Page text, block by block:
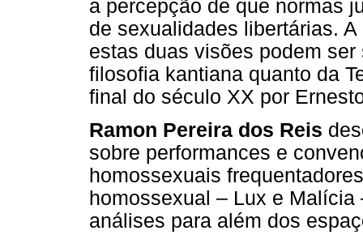
a percepção de que normas
de sexualidades libertárias.
estas duas visões podem
filosofia kantiana quanto da
final do século XX por
Ramon Pereira dos Reis
sobre performances e
homossexuais
homossexual – Lux e
análises para além dos